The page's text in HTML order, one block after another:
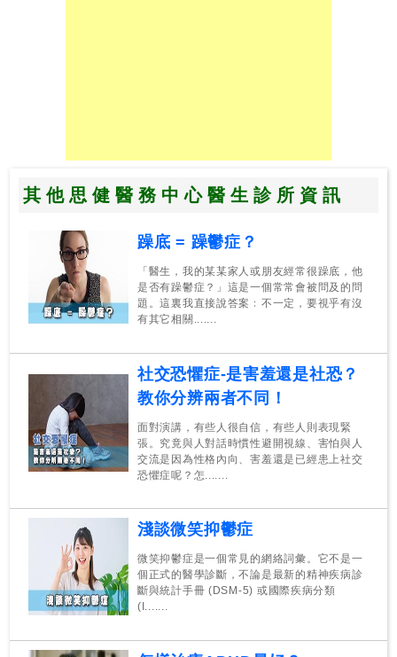
其他思健醫務中心醫生診所資訊
躁底 = 躁鬱症？
「醫生，我的某某家人或朋友經常很躁底，他
是否有躁鬱症？」這是一個常常會被問及的問
題。這裏我直接說答案﹕不一定，要視乎有沒
有其它相關.......
社交恐懼症-是害羞還是社恐？
教你分辨兩者不同！
面對演講，有些人很自信，有些人則表現緊
張。究竟與人對話時慣性避開視線、害怕與人
交流是因為性格內向、害羞還是已經患上社交
恐懼症呢？怎.......
淺談微笑抑鬱症
微笑抑鬱症是一個常見的網絡詞彙。它不是一
個正式的醫學診斷，不論是最新的精神疾病診
斷與統計手冊 (DSM-5) 或國際疾病分類
(I.......